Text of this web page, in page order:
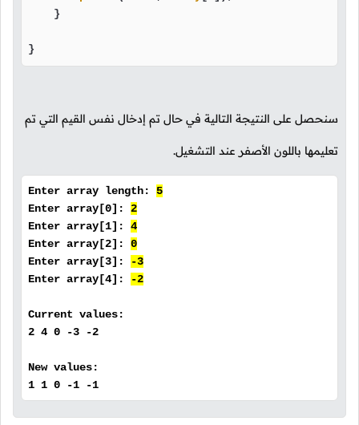
    }
}
سنحصل على النتيجة التالية في حال تم إدخال نفس القيم التي تم
تعليمها باللون الأصفر عند التشغيل.
Enter array length: 5
Enter array[0]: 2
Enter array[1]: 4
Enter array[2]: 0
Enter array[3]:
-3
Enter array[4]:
-2
Current values:
2 4 0 -3 -2
New values:
1 1 0 -1 -1